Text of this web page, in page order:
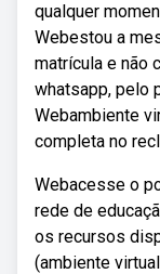
qualquer
Webestou a
matrícula e não
whatsapp, pelo
Webambiente
completa no
Webacesse o
rede de
os recursos
(ambiente